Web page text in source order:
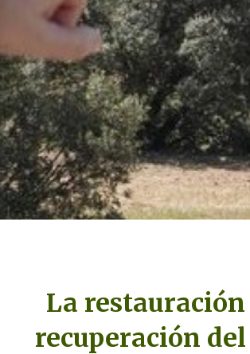
La
recuperación